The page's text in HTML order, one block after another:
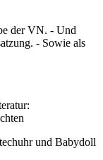
der VN. - Und
- Sowie als
und Babydoll